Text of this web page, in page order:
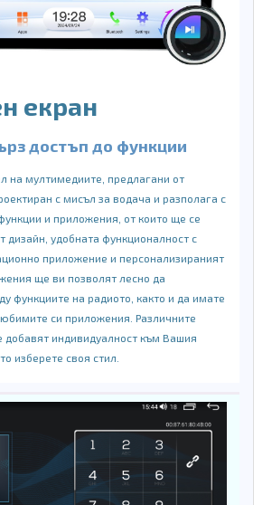
екран
достъп до функции
на мултимедиите, предлагани от
с мисъл за водача и разполага с
и приложения, от които ще се
дизайн, удобната функционалност с
приложение и персонализираният
ще ви позволят лесно да
функциите на радиото, както и да имате
си приложения. Различните
индивидуалност към Вашия
изберете своя стил.